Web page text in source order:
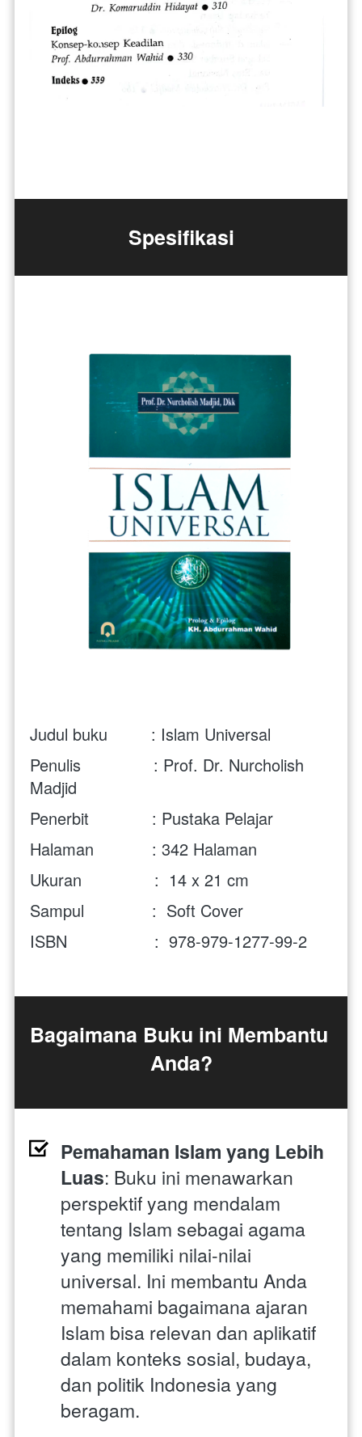
Spesifikasi
Judul buku         : Islam Universal
Penulis               : Prof. Dr. Nurcholish
Madjid
Penerbit             : Pustaka Pelajar
Halaman            : 342 Halaman
Ukuran               :  14 x 21 cm
Sampul              :  Soft Cover
ISBN                  :  978-979-1277-99-2
Bagaimana Buku ini Membantu
Anda?
Pemahaman Islam yang Lebih
Luas: Buku ini menawarkan
perspektif yang mendalam
tentang Islam sebagai agama
yang memiliki nilai-nilai
universal. Ini membantu Anda
memahami bagaimana ajaran
Islam bisa relevan dan aplikatif
dalam konteks sosial, budaya,
dan politik Indonesia yang
beragam.